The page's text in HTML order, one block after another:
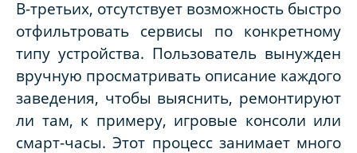
В-третьих, отсутствует возможность быстро
отфильтровать сервисы по конкретному
типу устройства. Пользователь вынужден
вручную просматривать описание каждого
заведения, чтобы выяснить, ремонтируют
ли там, к примеру, игровые консоли или
смарт-часы. Этот процесс занимает много